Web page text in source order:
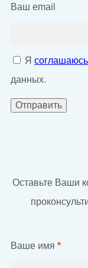
Ваш email
Я соглашаюсь
данных.
Оставьте Ваши
Ваше имя *